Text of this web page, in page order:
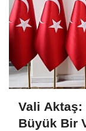
Vali
Büyük Bir